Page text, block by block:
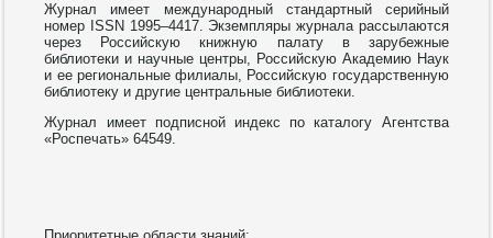
Журнал имеет международный стандартный серийный
номер ISSN 1995–4417. Экземпляры журнала рассылаются
через Российскую книжную палату в зарубежные
библиотеки и научные центры, Российскую Академию Наук
и ее региональные филиалы, Российскую государственную
библиотеку и другие центральные библиотеки.
Журнал имеет подписной индекс по каталогу Агентства
«Роспечать» 64549.